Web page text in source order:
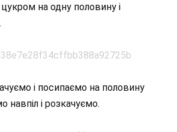
на одну половину і
і посипаємо на половину
навпіл і розкачуємо.